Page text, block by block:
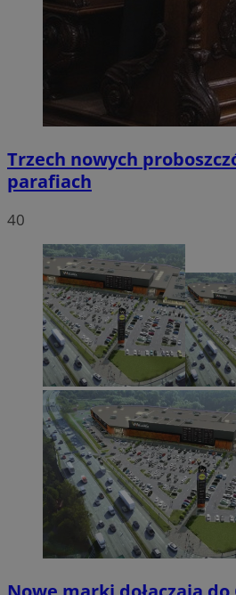
Trzech nowych
parafiach
40